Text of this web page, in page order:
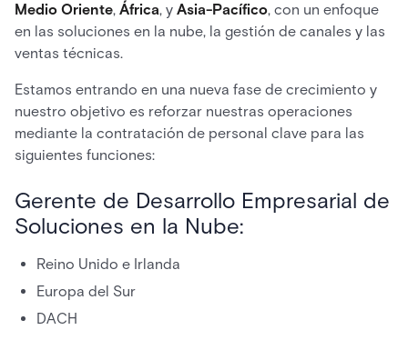
Medio Oriente, África, y Asia-Pacífico, con un enfoque
en las soluciones en la nube, la gestión de canales y las
ventas técnicas.
Estamos entrando en una nueva fase de crecimiento y
nuestro objetivo es reforzar nuestras operaciones
mediante la contratación de personal clave para las
siguientes funciones:
Gerente de Desarrollo Empresarial de
Soluciones en la Nube:
Reino Unido e Irlanda
Europa del Sur
DACH